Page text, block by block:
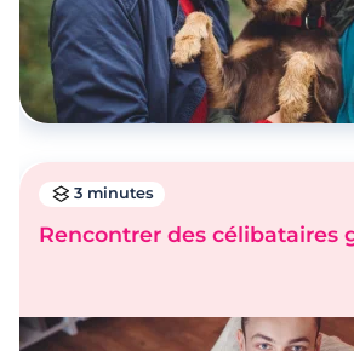
3 minutes
Rencontrer des célibataires